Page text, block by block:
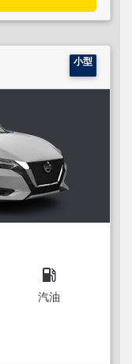
小型
local_gas_station
汽油